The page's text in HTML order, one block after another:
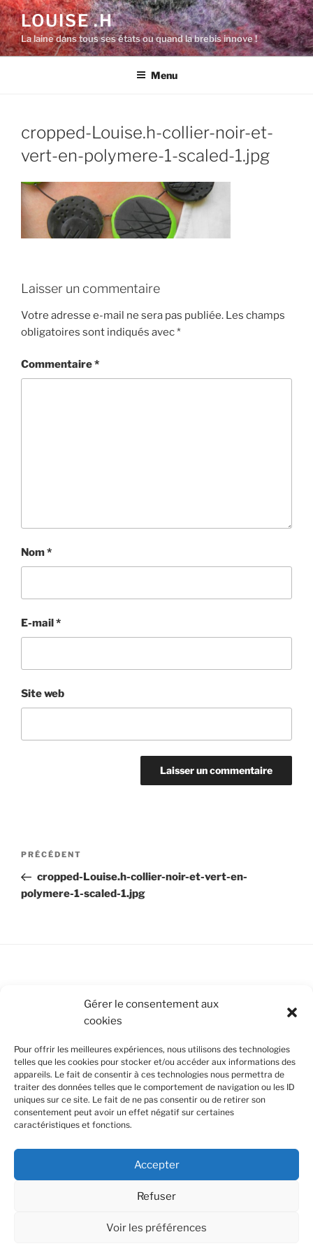
Gérer le consentement aux
cookies
Pour offrir les meilleures expériences, nous utilisons des technologies
telles que les cookies pour stocker et/ou accéder aux informations des
appareils. Le fait de consentir à ces technologies nous permettra de
traiter des données telles que le comportement de navigation ou les ID
uniques sur ce site. Le fait de ne pas consentir ou de retirer son
consentement peut avoir un effet négatif sur certaines
caractéristiques et fonctions.
Accepter
Refuser
Voir les préférences
Aller
au
contenu
principal
LOUISE .H
La laine dans tous ses états ou quand la brebis innove !
Menu
cropped-Louise.h-collier-noir-et-
vert-en-polymere-1-scaled-1.jpg
Laisser un commentaire
Votre adresse e-mail ne sera pas publiée. Les champs
obligatoires sont indiqués avec*
Commentaire*
Nom*
E-mail *
Site web
Navigation
l’article
Article
précédent
PRÉCÉDENT
cropped-Louise.h-collier-noir-et-vert-en-
polymere-1-scaled-1.jpg
Conditions Générales de Vente
Mentions légales
Politique de cookies (UE)
SUIVEZ-NOUS
FacebookInstagram
Conditions Générales de Vente
Fièrement propulsé par
expérience de navigation et en se souvenant de vos
visites. En cliquant sur "Accept all", vous acceptez
l'utilisation de tous les cookies. Toutefois vous pouvez
Confidentialité et cookies : ce site utilise des cookies. En continuant à
utiliser ce site Web, vous acceptez leur utilisation.
Politique relative aux cookies